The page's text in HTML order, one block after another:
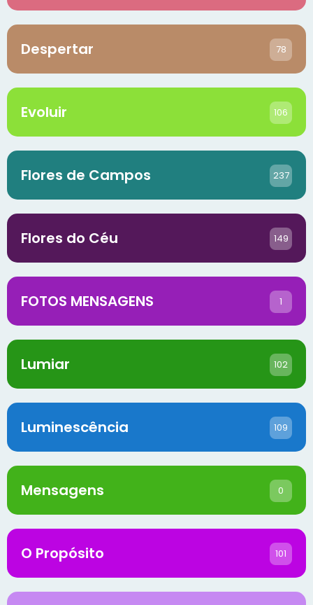
Despertar 78
Evoluir 106
Flores de Campos 237
Flores do Céu 149
FOTOS MENSAGENS 1
Lumiar 102
Luminescência 109
Mensagens 0
O Propósito 101